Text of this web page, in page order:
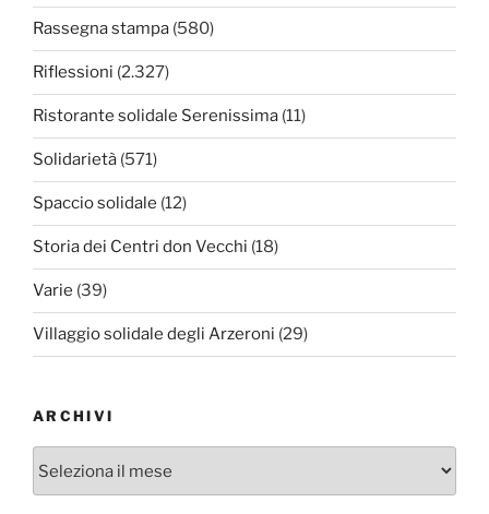
Rassegna stampa (580)
Riflessioni (2.327)
Ristorante solidale Serenissima (11)
Solidarietà (571)
Spaccio solidale (12)
Storia dei Centri don Vecchi (18)
Varie (39)
Villaggio solidale degli Arzeroni (29)
ARCHIVI
Archivi